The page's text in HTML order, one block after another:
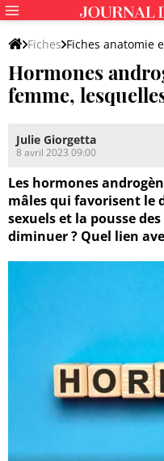
Fiches Fiches anatomie
Système endocrinien &
Hormones
femme,
Julie Giorgetta
8 avril 2023 09:00
Les hormones
mâles qui favorisent le
sexuels et la pousse
diminuer ? Quel lien